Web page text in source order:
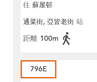
往 蘇屋邨
通菜街, 亞皆老街 站
距離 100m
796E